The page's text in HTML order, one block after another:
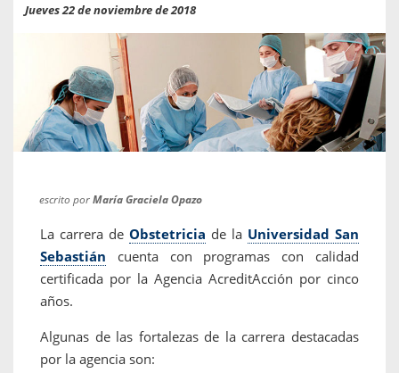
Jueves 22 de noviembre de 2018
escrito porMaría Graciela Opazo
La carrera de Obstetricia de la Universidad San
Sebastián cuenta con programas con calidad
certificada por la Agencia AcreditAcción por cinco
años.
Algunas de las fortalezas de la carrera destacadas
por la agencia son: